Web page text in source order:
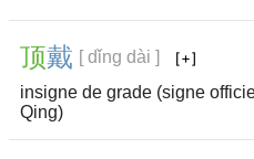
顶戴 [ dǐng dài ]
insigne de grade (signe
Qing)